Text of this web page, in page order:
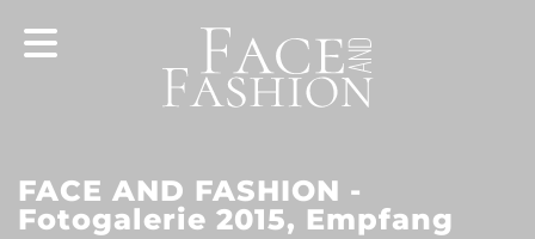
FACE AND FASHION -
Fotogalerie 2015, Empfang